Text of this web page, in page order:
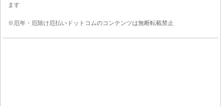
ます
※厄年・厄除け厄払いドットコムのコンテンツは無断転載禁止